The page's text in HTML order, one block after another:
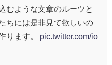
むような文章のルーツと
ちには是非見て欲しいの
ります。 pic.twitter.com/io